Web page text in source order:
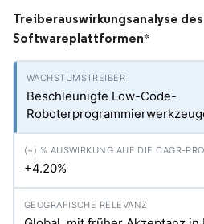
Treiberauswirkungsanalyse
Softwareplattformen*
Beschleunigte Low-Code-
+4.20%